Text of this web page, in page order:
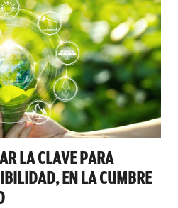
LA CLAVE PARA
EN LA CUMBRE